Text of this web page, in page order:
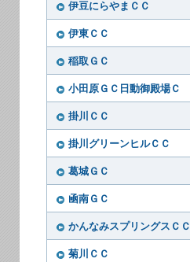
伊豆にらやまＣＣ
伊東ＣＣ
稲取ＧＣ
小田原ＧＣ日動御殿場Ｃ
掛川ＣＣ
掛川グリーンヒルＣＣ
葛城ＧＣ
凾南ＧＣ
かんなみスプリングスＣＣ
菊川ＣＣ